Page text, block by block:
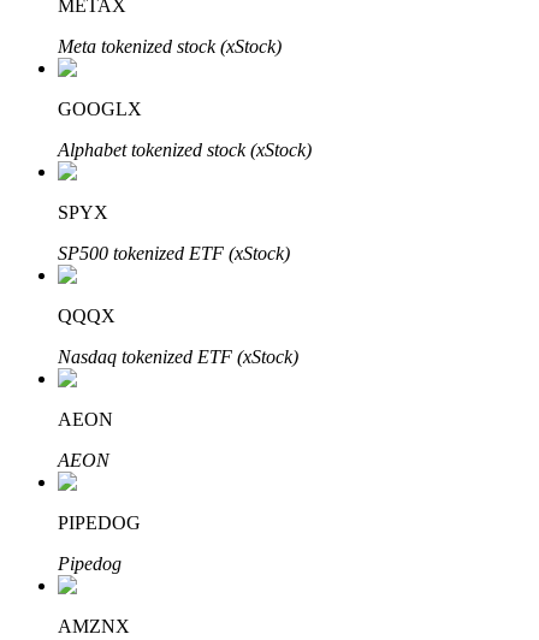
Đầu tư cố định và quản lý tài chính
Tận hưởng việc quản lý tài chính hiện tại và thu nhập lâu dài
Bitrue
METAX
Meta tokenized stock (xStock)
GOOGLX
Alphabet tokenized stock (xStock)
SPYX
SP500 tokenized ETF (xStock)
QQQX
Nasdaq tokenized ETF (xStock)
AEON
AEON
PIPEDOG
Pipedog
AMZNX